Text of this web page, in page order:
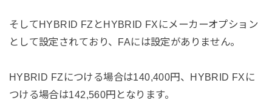
そしてHYBRID FZとHYBRID FXにメーカーオプション
として設定されており、FAには設定がありません。
HYBRID FZにつける場合は140,400円、HYBRID FXに
つける場合は142,560円となります。